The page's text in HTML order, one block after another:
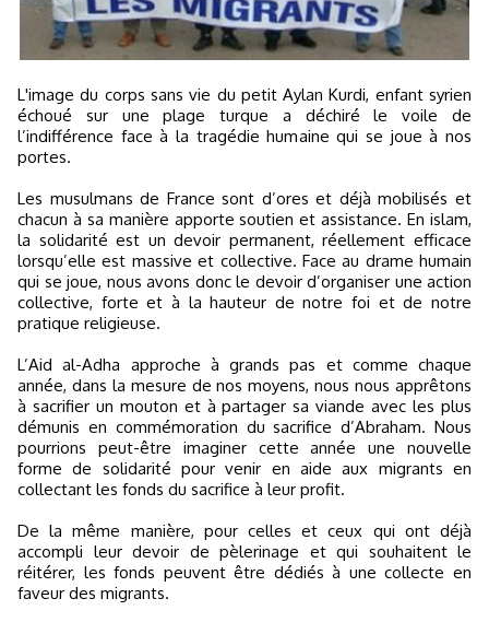
L'image du corps sans vie du petit Aylan Kurdi, enfant syrien
échoué sur une plage turque a déchiré le voile de
l’indifférence face à la tragédie humaine qui se joue à nos
portes.
Les musulmans de France sont d’ores et déjà mobilisés et
chacun à sa manière apporte soutien et assistance. En islam,
la solidarité est un devoir permanent, réellement efficace
lorsqu’elle est massive et collective. Face au drame humain
qui se joue, nous avons donc le devoir d’organiser une action
collective, forte et à la hauteur de notre foi et de notre
pratique religieuse.
L’Aid al-Adha approche à grands pas et comme chaque
année, dans la mesure de nos moyens, nous nous apprêtons
à sacrifier un mouton et à partager sa viande avec les plus
démunis en commémoration du sacrifice d’Abraham. Nous
pourrions peut-être imaginer cette année une nouvelle
forme de solidarité pour venir en aide aux migrants en
collectant les fonds du sacrifice à leur profit.
De la même manière, pour celles et ceux qui ont déjà
accompli leur devoir de pèlerinage et qui souhaitent le
réitérer, les fonds peuvent être dédiés à une collecte en
faveur des migrants.